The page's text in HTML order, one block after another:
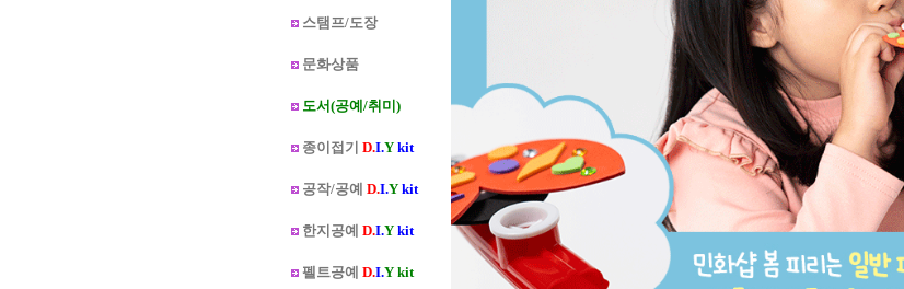
스탬프/도장
문화상품
도서(공예/취미)
종이접기 D.I.Ykit
공작/공예 D.I.Ykit
한지공예 D.I.Ykit
펠트공예 D.I.Y kit